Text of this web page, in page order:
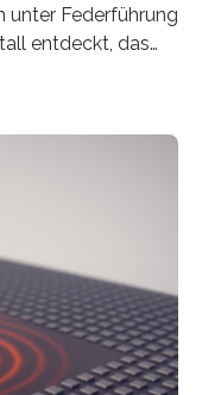
unter Federführung
entdeckt, das
zweite
für
ist. Über ihre
im Journal of
for?
und Licht